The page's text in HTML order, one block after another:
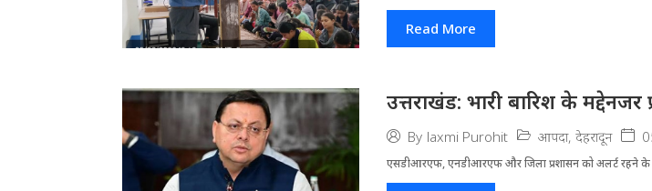
Read More
उत्तराखंड: भारी बारिश के
By laxmi Purohit आपदा, देहरादून
एसडीआरएफ, एनडीआरएफ और जिला प्रशासन को अलर्ट रहने के